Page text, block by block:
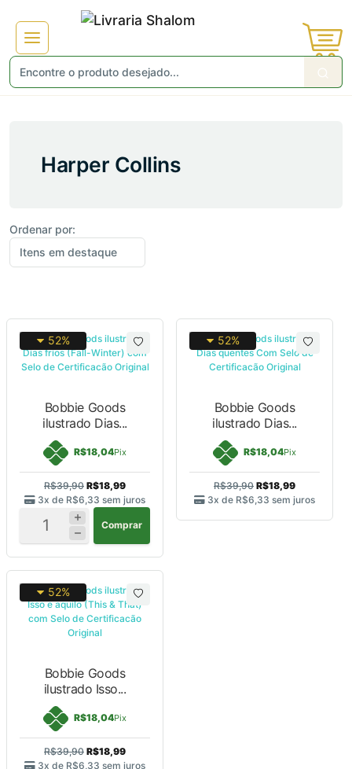
Harper Collins
Ordenar por:
52%
Bobbie Goods
ilustrado Dias...
R$18,04Pix
R$39,90 R$18,99
3x de R$6,33 sem juros
Comprar
52%
Bobbie Goods
ilustrado Dias...
R$18,04Pix
R$39,90 R$18,99
3x de R$6,33 sem juros
52%
Bobbie Goods
ilustrado Isso...
R$18,04Pix
R$39,90 R$18,99
3x de R$6,33 sem juros